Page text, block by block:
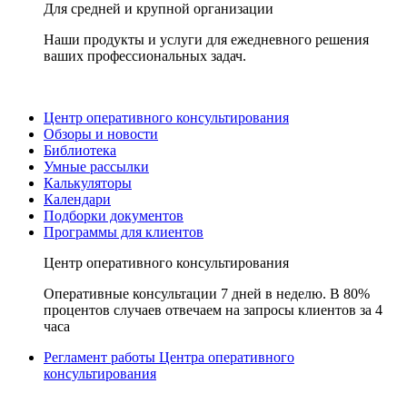
Для средней и крупной организации
Наши продукты и услуги для ежедневного решения
ваших профессиональных задач.
Центр оперативного консультирования
Обзоры и новости
Библиотека
Умные рассылки
Калькуляторы
Календари
Подборки документов
Программы для клиентов
Центр оперативного консультирования
Оперативные консультации 7 дней в неделю. В 80%
процентов случаев отвечаем на запросы клиентов за 4
часа
Регламент работы Центра оперативного
консультирования